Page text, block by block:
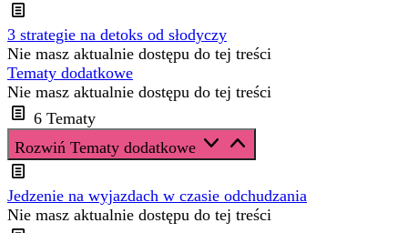
3 strategie na detoks od słodyczy
Nie masz aktualnie dostępu do tej treści
Tematy dodatkowe
Nie masz aktualnie dostępu do tej treści
6 Tematy
Rozwiń Tematy dodatkowe
Jedzenie na wyjazdach w czasie odchudzania
Nie masz aktualnie dostępu do tej treści